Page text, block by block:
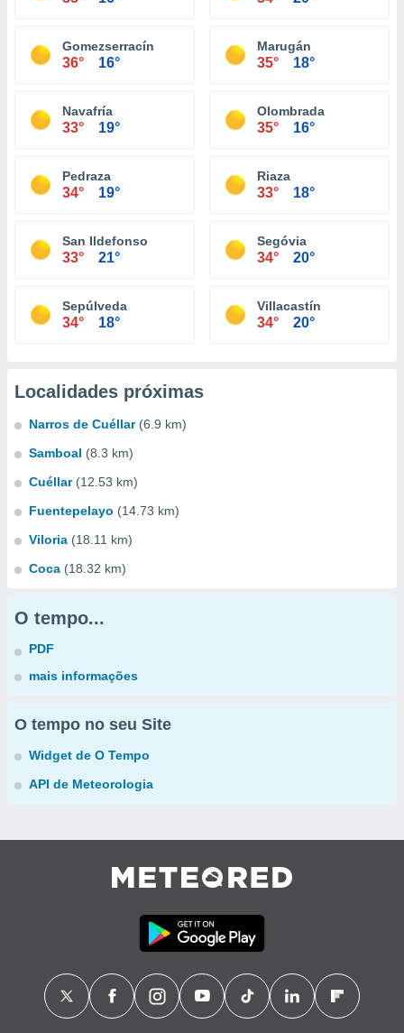
Gomezserracín
36° 16°
Marugán
35° 18°
Navafría
33° 19°
Olombrada
35° 16°
Pedraza
34° 19°
Riaza
33° 18°
San Ildefonso
33° 21°
Segóvia
34° 20°
Sepúlveda
34° 18°
Villacastín
34° 20°
Localidades próximas
Narros de Cuéllar (6.9 km)
Samboal (8.3 km)
Cuéllar (12.53 km)
Fuentepelayo (14.73 km)
Viloria (18.11 km)
Coca (18.32 km)
O tempo...
PDF
mais informações
O tempo no seu Site
Widget de O Tempo
API de Meteorologia